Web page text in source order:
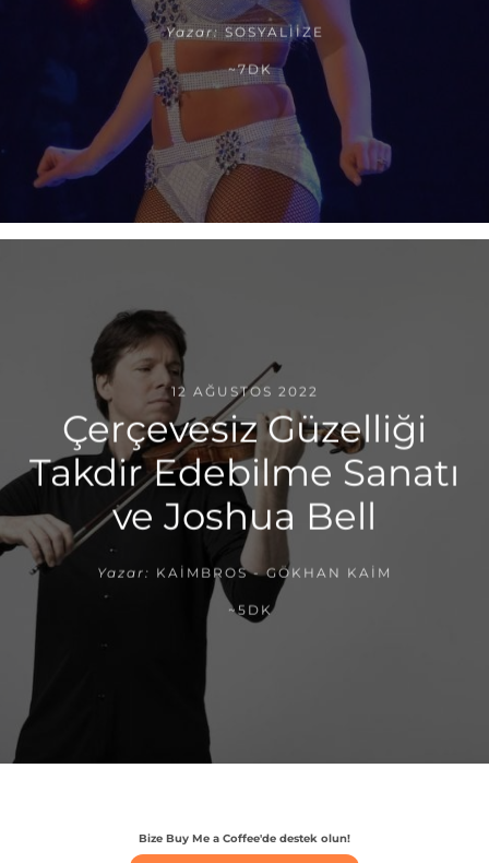
Yazar: SOSYALIIZE
~7DK
12 AĞUSTOS 2022
Çerçevesiz Güzelliği
Takdir Edebilme Sanatı
ve Joshua Bell
Yazar: KAIMBROS - GÖKHAN KAIM
~5DK
Bize Buy Me a Coffee'de destek olun!